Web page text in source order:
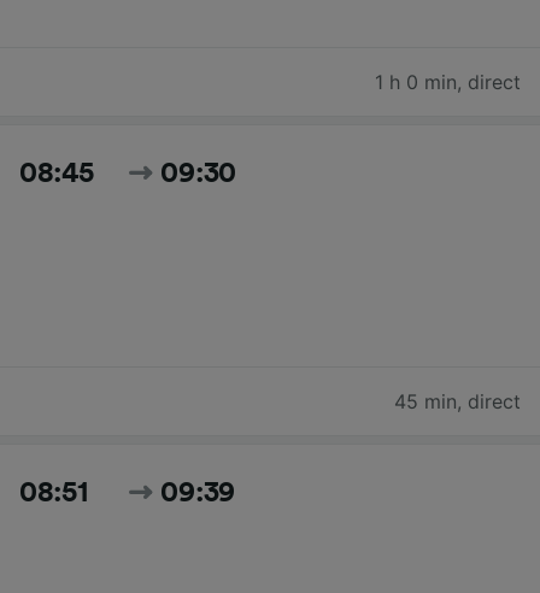
1 h 0 min, direct
08:45 09:30
45 min, direct
08:51 09:39